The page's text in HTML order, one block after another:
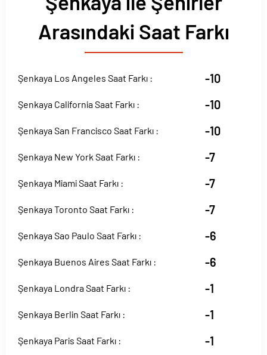
Arasındaki Saat Farkı
Şenkaya Los Angeles Saat Farkı : -10
Şenkaya California Saat Farkı : -10
Şenkaya San Francisco Saat Farkı : -10
Şenkaya New York Saat Farkı : -7
Şenkaya Miami Saat Farkı : -7
Şenkaya Toronto Saat Farkı : -7
Şenkaya Sao Paulo Saat Farkı : -6
Şenkaya Buenos Aires Saat Farkı : -6
Şenkaya Londra Saat Farkı : -1
Şenkaya Berlin Saat Farkı : -1
Şenkaya Paris Saat Farkı : -1